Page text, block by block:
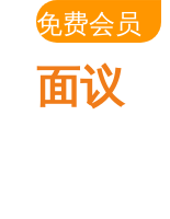
免费会员
面议